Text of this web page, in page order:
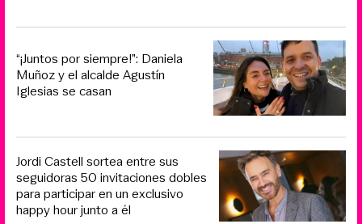
“¡Juntos por siempre!”: Daniela
Muñoz y el alcalde Agustín
Iglesias se casan
Jordi Castell sortea entre sus
seguidoras 50 invitaciones dobles
para participar en un exclusivo
happy hour junto a él